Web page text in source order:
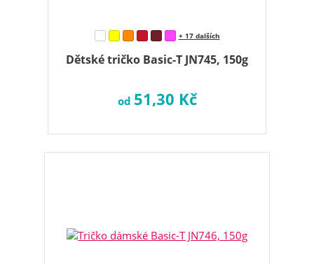
Dětské tričko Basic-T JN745, 150g
+ 17 dalších
od 51,30 Kč